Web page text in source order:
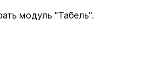
модуль "Табель".